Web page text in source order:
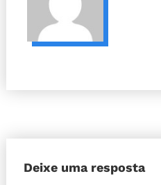
Deixe uma resposta